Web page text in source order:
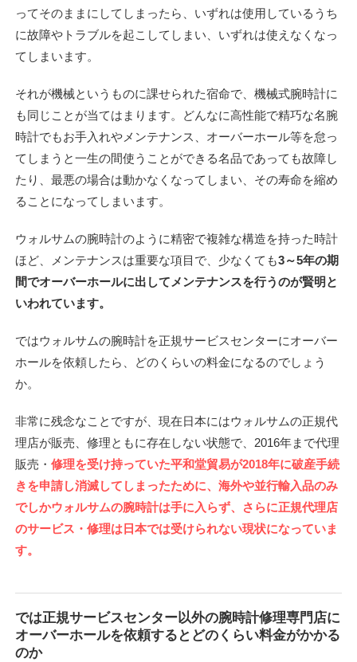
ってそのままにしてしまったら、いずれは使用しているうち
に故障やトラブルを起こしてしまい、いずれは使えなくなっ
てしまいます。
それが機械というものに課せられた宿命で、機械式腕時計に
も同じことが当てはまります。どんなに高性能で精巧な名腕
時計でもお手入れやメンテナンス、オーバーホール等を怠っ
てしまうと一生の間使うことができる名品であっても故障し
たり、最悪の場合は動かなくなってしまい、その寿命を縮め
ることになってしまいます。
ウォルサムの腕時計のように精密で複雑な構造を持った時計
ほど、メンテナンスは重要な項目で、少なくても3～5年の期
間でオーバーホールに出してメンテナンスを行うのが賢明と
いわれています。
ではウォルサムの腕時計を正規サービスセンターにオーバー
ホールを依頼したら、どのくらいの料金になるのでしょう
か。
非常に残念なことですが、現在日本にはウォルサムの正規代
理店が販売、修理ともに存在しない状態で、2016年まで代理
販売・ 修理を受け持っていた平和堂貿易が2018年に破産手続
きを申請し消滅してしまったために、海外や並行輸入品のみ
でしかウォルサムの腕時計は手に入らず、さらに正規代理店
のサービス・修理は日本では受けられない現状になっていま
す。
では正規サービスセンター以外の腕時計修理専門店に
オーバーホールを依頼するとどのくらい料金がかかる
のか